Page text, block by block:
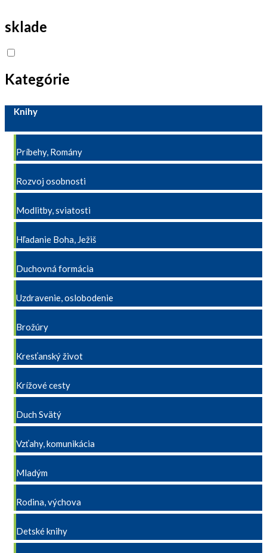
sklade
Kategórie
Knihy
Príbehy, Romány
Rozvoj osobnosti
Modlitby, sviatosti
Hľadanie Boha, Ježiš
Duchovná formácia
Uzdravenie, oslobodenie
Brožúry
Kresťanský život
Krížové cesty
Duch Svätý
Vzťahy, komunikácia
Mladým
Rodina, výchova
Detské knihy